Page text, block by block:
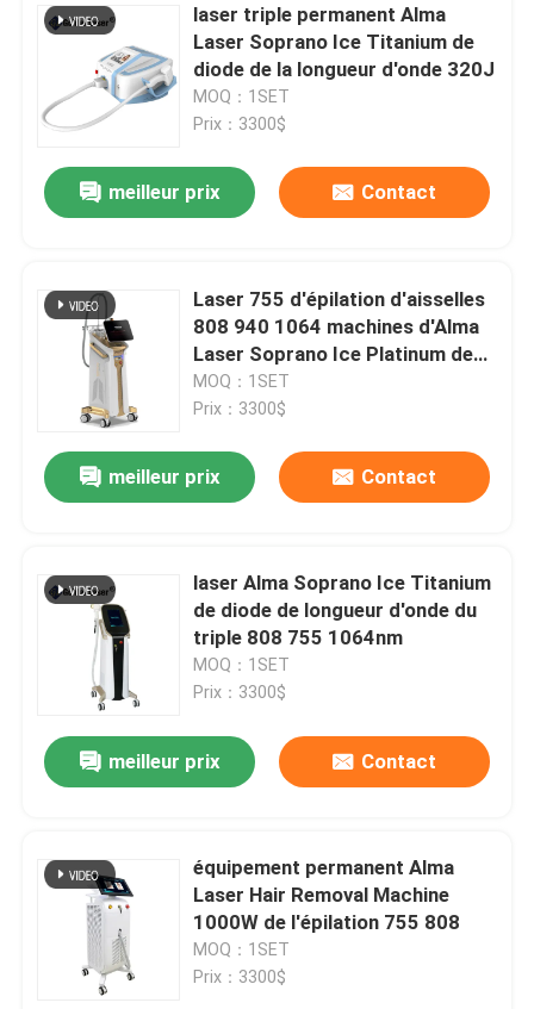
laser triple permanent Alma
Laser Soprano Ice Titanium de
diode de la longueur d'onde 320J
MOQ：1SET
Prix：3300$
meilleur prix Contact
Laser 755 d'épilation d'aisselles
808 940 1064 machines d'Alma
Laser Soprano Ice Platinum de
diode
MOQ：1SET
Prix：3300$
meilleur prix Contact
laser Alma Soprano Ice Titanium
de diode de longueur d'onde du
triple 808 755 1064nm
MOQ：1SET
Prix：3300$
meilleur prix Contact
équipement permanent Alma
Laser Hair Removal Machine
1000W de l'épilation 755 808
MOQ：1SET
Prix：3300$